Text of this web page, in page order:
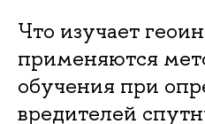
Что изучает
применяются
обучения при
вредителей